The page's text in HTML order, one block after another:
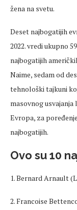
žena na svetu.
Deset najbogatijih
2022. vredi ukupno
najbogatijih
Naime, sedam od
tehnološki tajkuni
masovnog
Evropa, za
najbogatijih.
Ovo su 10
1. Bernard Arnault
2. Francoise